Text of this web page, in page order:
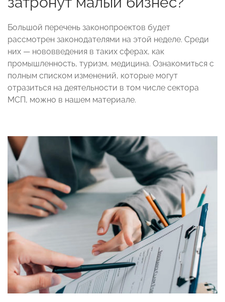
Большой перечень законопроектов будет
рассмотрен законодателями на этой неделе. Среди
них — нововведения в таких сферах, как
промышленность, туризм, медицина. Ознакомиться с
полным списком изменений, которые могут
отразиться на деятельности в том числе сектора
МСП, можно в нашем материале.